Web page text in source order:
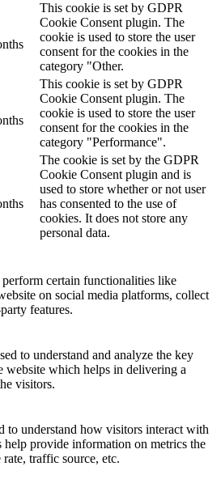
This cookie is set by GDPR
Cookie Consent plugin. The
cookie is used to store the user
consent for the cookies in the
category "Other.
This cookie is set by GDPR
Cookie Consent plugin. The
cookie is used to store the user
consent for the cookies in the
category "Performance".
The cookie is set by the GDPR
Cookie Consent plugin and is
used to store whether or not user
has consented to the use of
cookies. It does not store any
personal data.
certain functionalities like
on social media platforms, collect
features.
to understand and analyze the key
website which helps in delivering a
visitors.
to understand how visitors interact with
help provide information on metrics the
traffic source, etc.